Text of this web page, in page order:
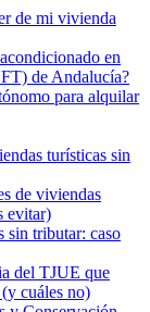
de mi vivienda
en
de Andalucía?
para alquilar
turísticas sin
de viviendas
evitar)
sin tributar: caso
del TJUE que
cuáles no)